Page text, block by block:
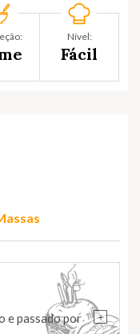
Nível:
Fácil
+
e passado por